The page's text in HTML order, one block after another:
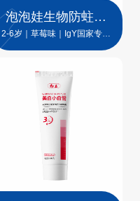
泡泡娃生物防蛀技
术儿童牙膏
2-6岁｜草莓味｜IgY国家专利